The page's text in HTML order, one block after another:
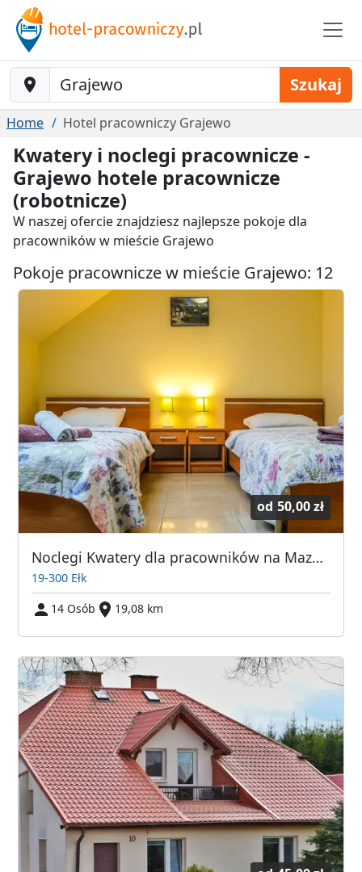
Baustelle-Location Szukaj
Home Hotel pracowniczy Grajewo
Kwatery i noclegi pracownicze -
Grajewo hotele pracownicze
(robotnicze)
W naszej ofercie znajdziesz najlepsze pokoje dla
pracowników w mieście Grajewo
Pokoje pracownicze w mieście Grajewo: 12
od 50,00 zł
Noclegi Kwatery dla pracowników na Mazurach Ełk
19-300 Ełk
14 Osób
19,08 km